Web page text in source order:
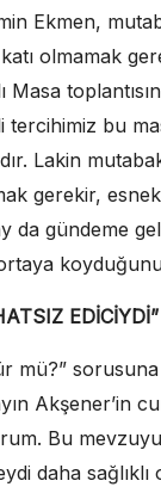
Ekmen,
olmamak
Masa
tercihimiz bu
Lakin
gerekir,
da gündeme
koyduğunu
EDİCİYDİ”
mü?”
Akşener’in
Bu
daha sağlıklı